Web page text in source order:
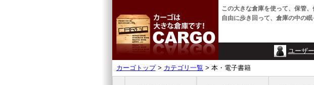
この大きな倉庫を使って、保管
自由に歩き回って、倉庫の中の
ユーザ
カーゴトップ> カテゴリ一覧 > 本・電子書籍